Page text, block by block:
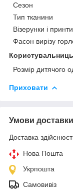
Сезон
Тип тканини
Візерунки і принти
Фасон вирізу
Розмір дитячого
Приховати
Умови доставки
Доставка
Нова Пошта
Укрпошта
Самовивіз